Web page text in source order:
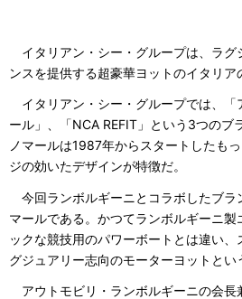
イタリアン・シー・グループは、ラグ
ンスを提供する超豪華ヨットのイタリア
イタリアン・シー・グループでは、「
ール」、「NCA REFIT」という3つのブ
ノマールは1987年からスタートしたも
ジの効いたデザインが特徴だ。
今回ランボルギーニとコラボしたブラ
マールである。かつてランボルギーニ製
ックな競技用のパワーボートとは違い
グジュアリー志向のモーターヨットとい
アウトモビリ・ランボルギーニの会長